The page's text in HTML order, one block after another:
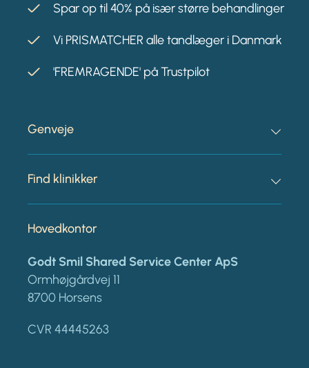
Spar op til 40% på især større behandlinger
Vi PRISMATCHER alle tandlæger i Danmark
'FREMRAGENDE' på Trustpilot
Genveje
Find klinikker
Hovedkontor
Godt Smil Shared Service Center ApS
Ormhøjgårdvej 11
8700 Horsens
CVR 44445263